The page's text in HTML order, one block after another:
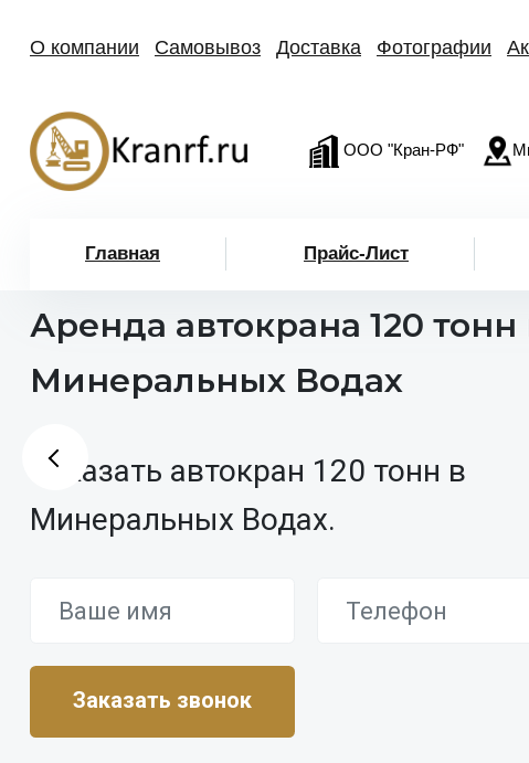
О компании Самовывоз Доставка Фотографии
ООО "Кран-РФ"
Главная Прайс-Лист
Аренда автокрана 120 тонн
Минеральных Водах
Заказать автокран 120 тонн в
Минеральных Водах.